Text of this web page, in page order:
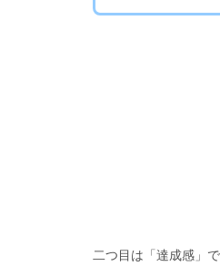
二つ目は「達成感」